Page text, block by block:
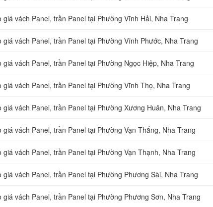
vách Panel, trần Panel tại Phường Vĩnh Hải, Nha Trang
vách Panel, trần Panel tại Phường Vĩnh Phước, Nha Trang
vách Panel, trần Panel tại Phường Ngọc Hiệp, Nha Trang
vách Panel, trần Panel tại Phường Vĩnh Thọ, Nha Trang
vách Panel, trần Panel tại Phường Xương Huân, Nha Trang
vách Panel, trần Panel tại Phường Vạn Thắng, Nha Trang
vách Panel, trần Panel tại Phường Vạn Thạnh, Nha Trang
vách Panel, trần Panel tại Phường Phương Sài, Nha Trang
vách Panel, trần Panel tại Phường Phương Sơn, Nha Trang